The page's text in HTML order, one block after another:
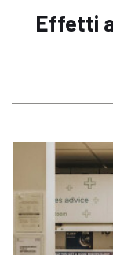
Effetti